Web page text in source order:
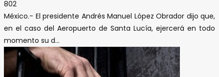
802
México.- El presidente Andrés Manuel López Obrador dijo que,
en el caso del Aeropuerto de Santa Lucía, ejercerá en todo
momento su d...